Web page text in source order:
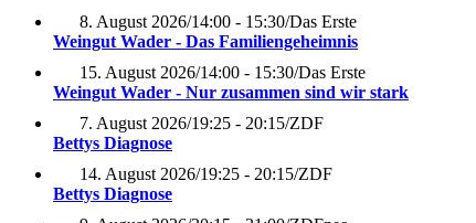
8. August 2026/14:00 - 15:30/Das Erste
Weingut Wader - Das Familiengeheimnis
15. August 2026/14:00 - 15:30/Das Erste
Weingut Wader - Nur zusammen sind wir stark
7. August 2026/19:25 - 20:15/ZDF
Bettys Diagnose
14. August 2026/19:25 - 20:15/ZDF
Bettys Diagnose